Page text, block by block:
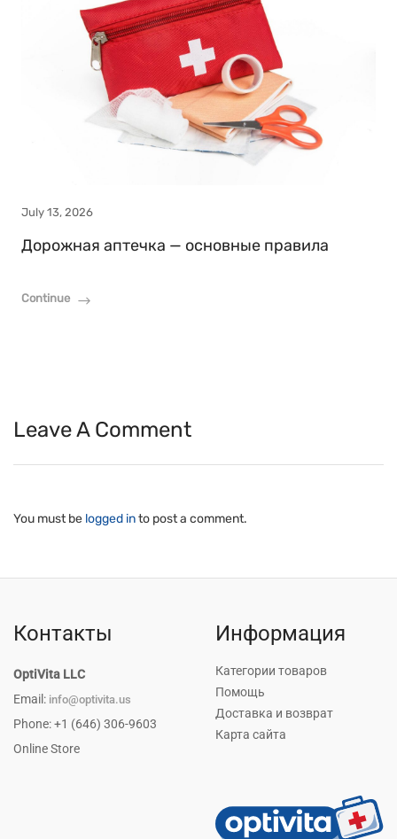
July 13, 2026
Дорожная аптечка — основные правила
Continue
Leave A Comment
You must be logged into post a comment.
Контакты
OptiVita LLC
Email: info@optivita.us
Phone: +1 (646) 306-9603
Online Store
Информация
Категории товаров
Помощь
Доставка и возврат
Карта сайта